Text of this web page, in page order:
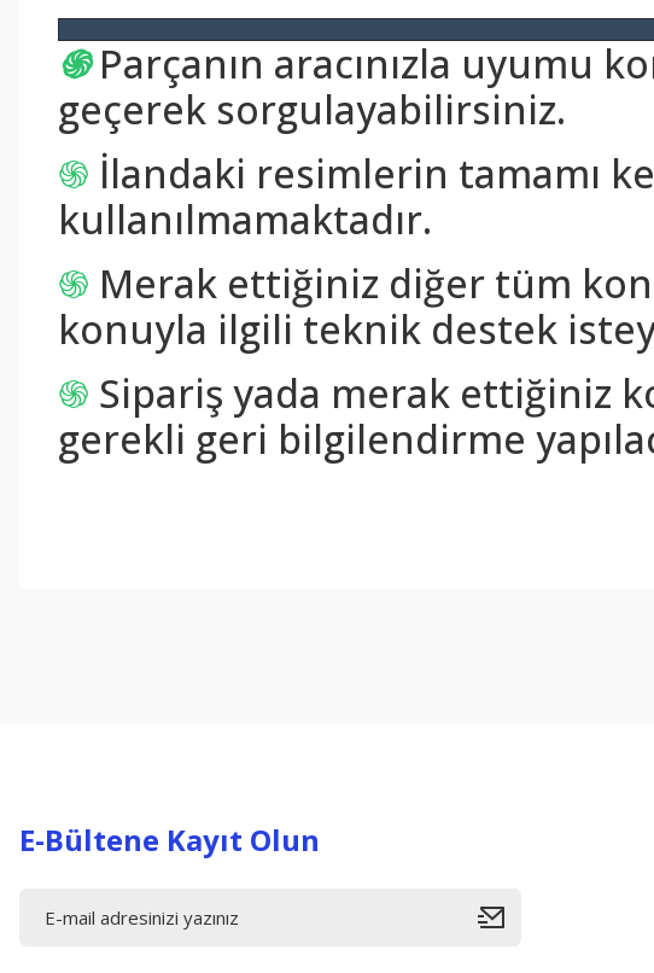
֍ Parçanın aracınızla uyumu
geçerek sorgulayabilirsiniz.
֍ İlandaki resimlerin tamamı
kullanılmamaktadır.
֍ Merak ettiğiniz diğer tüm
konuyla ilgili teknik destek
֍ Sipariş yada merak ettiğiniz
gerekli geri bilgilendirme
E-Bültene Kayıt Olun